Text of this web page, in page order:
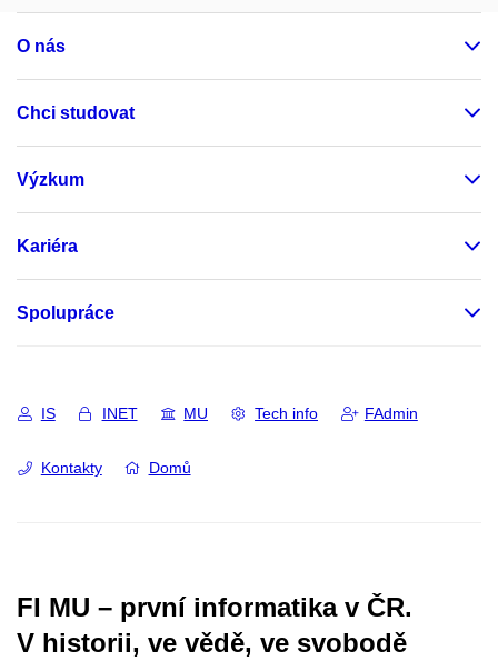
O nás
Chci studovat
Výzkum
Kariéra
Spolupráce
IS INET MU Tech info FAdmin
Kontakty Domů
FI MU – první informatika v ČR.
V historii, ve vědě, ve svobodě